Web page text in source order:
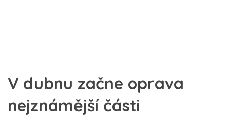
V dubnu začne oprava
nejznámější části